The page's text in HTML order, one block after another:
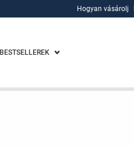
Hogyan vásárolj
BESTSELLEREK